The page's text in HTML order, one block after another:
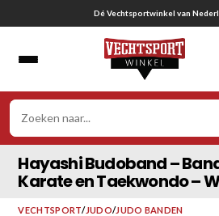
naar
Gratis verzending vanaf
Hayashi Budoband –
Karate en Taekwondo –
VECHTSPORT/JUDO/JUDO BANDEN